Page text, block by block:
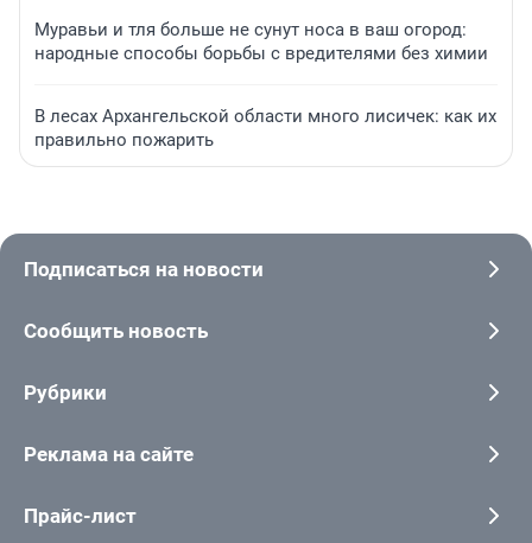
Муравьи и тля больше не сунут носа в ваш огород:
народные способы борьбы с вредителями без химии
В лесах Архангельской области много лисичек: как их
правильно пожарить
Подписаться на новости
Сообщить новость
Рубрики
Реклама на сайте
Прайс-лист